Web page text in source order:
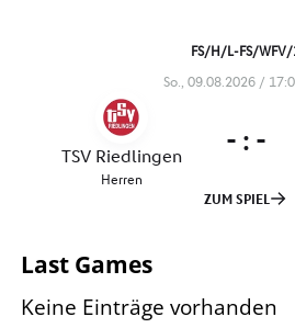
Last Games
Keine Einträge vorhanden